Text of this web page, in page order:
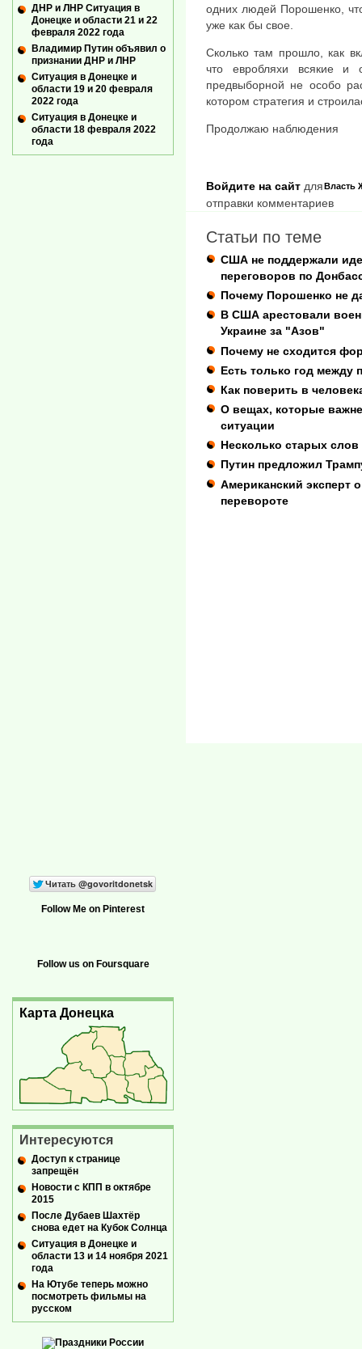
одних людей Порошенко,
уже как бы свое.
Сколько там прошло, как
что евробляхи всякие и
предвыборной не особо
котором стратегия и
Продолжаю наблюдения
Власть
Войдите на сайт для
отправки комментариев
Статьи по теме
США не поддержали
переговоров по
Почему Порошенко не
В США арестовали
Украине за "Азов"
Почему не сходится
Есть только год
Как поверить в
О вещах, которые
ситуации
Несколько старых
Путин предложил
Американский эксперт
перевороте
ДНР и ЛНР Ситуация в
Донецке и области 21 и 22
февраля 2022 года
Владимир Путин объявил о
признании ДНР и ЛНР
Ситуация в Донецке и
области 19 и 20 февраля
2022 года
Ситуация в Донецке и
области 18 февраля 2022
года
Follow Me on Pinterest
Follow us on Foursquare
Карта Донецка
Интересуются
Доступ к странице
запрещён
Новости с КПП в октябре
2015
После Дубаев Шахтёр
снова едет на Кубок Солнца
Ситуация в Донецке и
области 13 и 14 ноября 2021
года
На Ютубе теперь можно
посмотреть фильмы на
русском